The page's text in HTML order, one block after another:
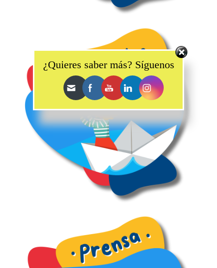
¿Quieres saber más? Síguenos
Set Youtube Channel ID